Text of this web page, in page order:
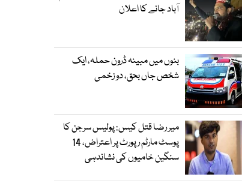
آباد جانے کا اعلان
بنوں میں مبینہ ڈرون حملہ، ایک
شخص جاں بحق، دو زخمی
میر رضا قتل کیس: پولیس سرجن کا
پوسٹ مارٹم رپورٹ پر اعتراض، 14
سنگین خامیوں کی نشاندہی